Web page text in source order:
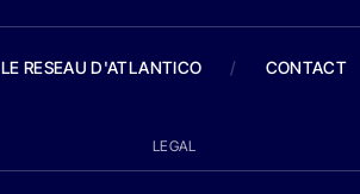
LE RESEAU D'ATLANTICO / CONTACT
LEGAL